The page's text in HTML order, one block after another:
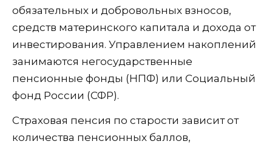
обязательных и добровольных взносов,
средств материнского капитала и дохода от
инвестирования. Управлением накоплений
занимаются негосударственные
пенсионные фонды (НПФ) или Социальный
фонд России (СФР).
Страховая пенсия по старости зависит от
количества пенсионных баллов,